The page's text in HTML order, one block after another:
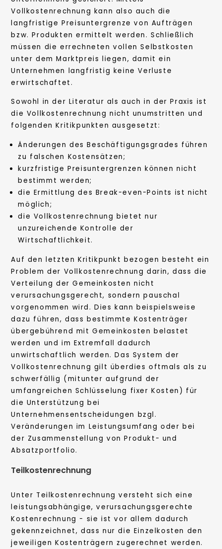
Vollkostenrechnung kann also auch die
langfristige Preisuntergrenze von Aufträgen
bzw. Produkten ermittelt werden. Schließlich
müssen die errechneten vollen Selbstkosten
unter dem Marktpreis liegen, damit ein
Unternehmen langfristig keine Verluste
erwirtschaftet.
Sowohl in der Literatur als auch in der Praxis ist
die Vollkostenrechnung nicht unumstritten und
folgenden Kritikpunkten ausgesetzt:
Änderungen des Beschäftigungsgrades führen
zu falschen Kostensätzen;
kurzfristige Preisuntergrenzen können nicht
bestimmt werden;
die Ermittlung des Break-even-Points ist nicht
möglich;
die Vollkostenrechnung bietet nur
unzureichende Kontrolle der
Wirtschaftlichkeit.
Auf den letzten Kritikpunkt bezogen besteht ein
Problem der Vollkostenrechnung darin, dass die
Verteilung der Gemeinkosten nicht
verursachungsgerecht, sondern pauschal
vorgenommen wird. Dies kann beispielsweise
dazu führen, dass bestimmte Kostenträger
übergebührend mit Gemeinkosten belastet
werden und im Extremfall dadurch
unwirtschaftlich werden. Das System der
Vollkostenrechnung gilt überdies oftmals als zu
schwerfällig (mitunter aufgrund der
umfangreichen Schlüsselung fixer Kosten) für
die Unterstützung bei
Unternehmensentscheidungen bzgl.
Veränderungen im Leistungsumfang oder bei
der Zusammenstellung von Produkt- und
Absatzportfolio.
Teilkostenrechnung
Unter Teilkostenrechnung versteht sich eine
leistungsabhängige, verursachungsgerechte
Kostenrechnung - sie ist vor allem dadurch
gekennzeichnet, dass nur die Einzelkosten den
jeweiligen Kostenträgern zugerechnet werden.